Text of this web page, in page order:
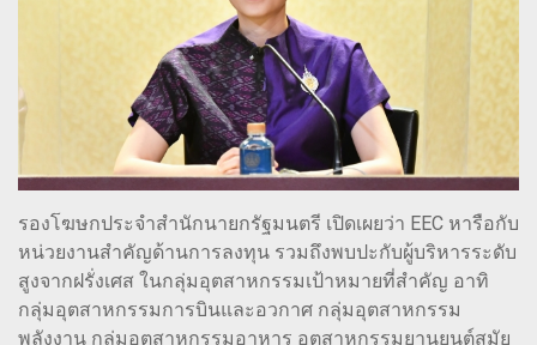
รองโฆษกประจำสำนักนายกรัฐมนตรี เปิดเผยว่า EEC หารือกับ
หน่วยงานสำคัญด้านการลงทุน รวมถึงพบปะกับผู้บริหารระดับ
สูงจากฝรั่งเศส ในกลุ่มอุตสาหกรรมเป้าหมายที่สำคัญ อาทิ
กลุ่มอุตสาหกรรมการบินและอวกาศ กลุ่มอุตสาหกรรม
พลังงาน กลุ่มอุตสาหกรรมอาหาร อุตสาหกรรมยานยนต์สมัย